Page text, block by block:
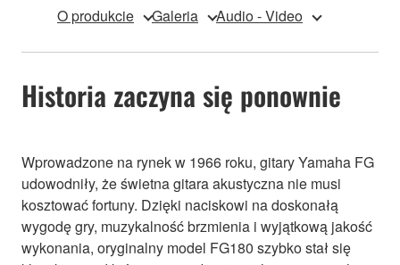
O produkcie Galeria Audio - Video
Historia zaczyna się ponownie
Wprowadzone na rynek w 1966 roku, gitary Yamaha FG
udowodniły, że świetna gitara akustyczna nie musi
kosztować fortuny. Dzięki naciskowi na doskonałą
wygodę gry, muzykalność brzmienia i wyjątkową jakość
wykonania, oryginalny model FG180 szybko stał się